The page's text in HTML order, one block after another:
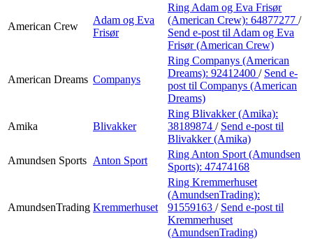
American Crew
Adam og Eva
Frisør
Ring Adam og Eva Frisør
(American Crew): 64877277 /
Send e-post til Adam og Eva
Frisør (American Crew)
American Dreams Companys
Ring Companys (American
Dreams): 92412400 / Send e-
post til Companys (American
Dreams)
Amika Blivakker
Ring Blivakker (Amika):
38189874 / Send e-post til
Blivakker (Amika)
Amundsen Sports Anton Sport
Ring Anton Sport (Amundsen
Sports): 47474168
AmundsenTrading Kremmerhuset
Ring Kremmerhuset
(AmundsenTrading):
91559163 / Send e-post til
Kremmerhuset
(AmundsenTrading)